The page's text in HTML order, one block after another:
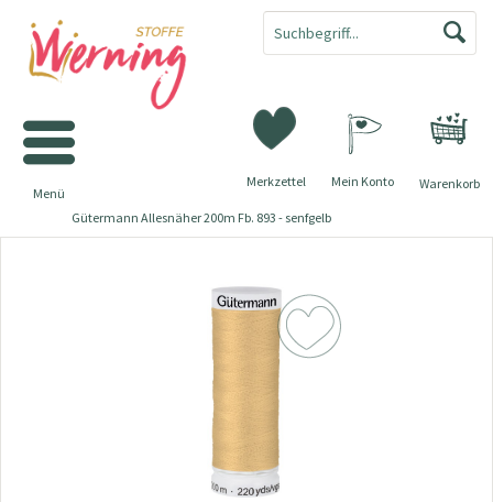
Warenkorb
Merkzettel Mein Konto
Menü
Gütermann Allesnäher 200m Fb. 893 - senfgelb